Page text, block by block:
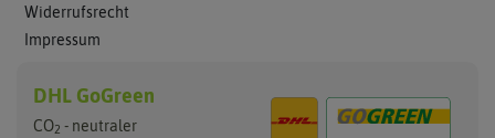
Widerrufsrecht
Impressum
DHL GoGreen
CO2 - neutraler